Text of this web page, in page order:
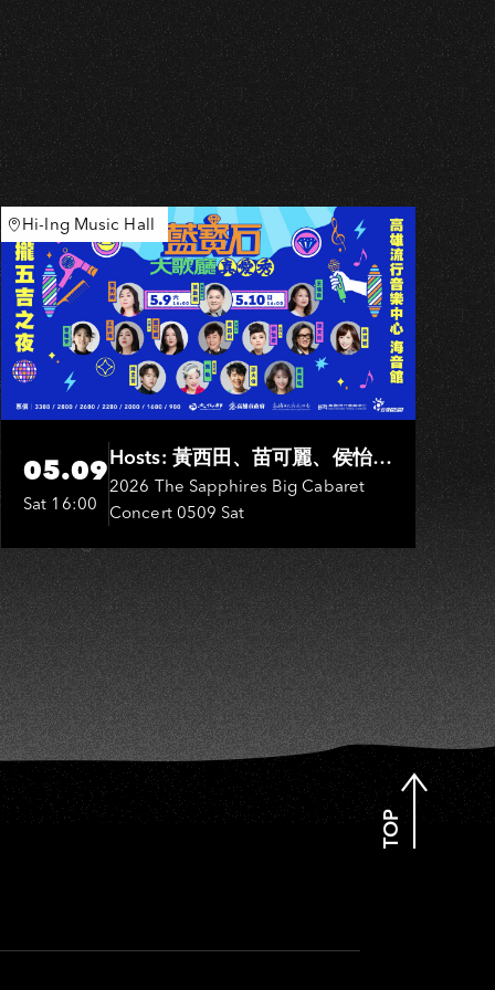
Hi-Ing Music Hall
05.09
Sat 16:00
Hosts: 黃西田、苗可麗、侯怡
君．Entertainers: 葉啟田、鳥來
嬤-吳敏、張秀卿、王彩樺、吳
淑敏、施文彬、邵大倫、曹雅
雯、陳孟賢、黃露瑤
2026 The Sapphires Big Cabaret
Concert 0509 Sat
TOP